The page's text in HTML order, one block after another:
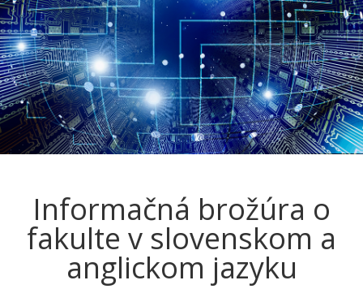
Informačná brožúra o
fakulte v slovenskom a
anglickom jazyku